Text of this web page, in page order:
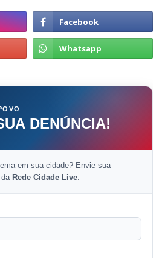
DENÚNCIA!
em sua cidade? Envie sua
Rede Cidade Live